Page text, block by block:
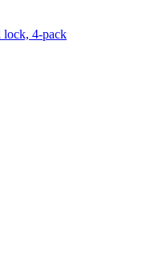
lock, 4-pack